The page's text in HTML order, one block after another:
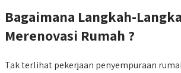
Bagaimana Langkah-
Merenovasi Rumah ?
Tak terlihat pekerjaan penyempuraan